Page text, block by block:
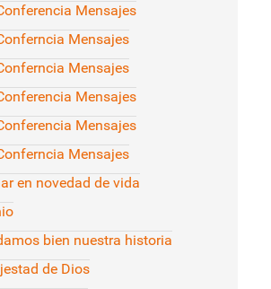
Mensajes
Mensajes
Mensajes
Mensajes
Mensajes
Mensajes
en novedad de vida
bien nuestra historia
de Dios